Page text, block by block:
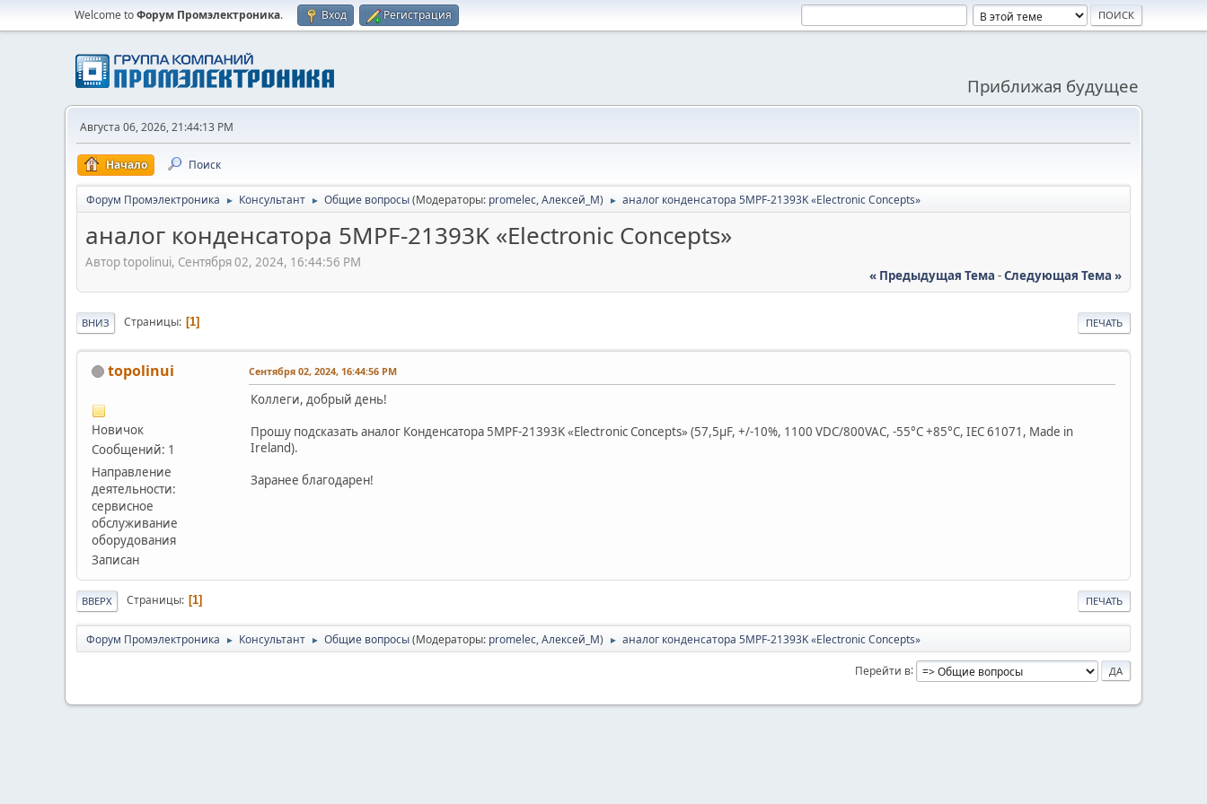
Welcome toФорум Промэлектроника. Вход Регистрация
Приближая будущее
Августа 06, 2026, 21:44:13 PM
Начало Поиск
Форум Промэлектроника ► Консультант ► Общие вопросы(Модераторы: promelec,Алексей_М) ► аналог конденсатора 5MPF-21393K «Electronic Concepts»
аналог конденсатора 5MPF-21393K «Electronic Concepts»
Автор topolinui, Сентября 02, 2024, 16:44:56 PM
« Предыдущая Тема -Следующая Тема »
ПЕЧАТЬ
ВНИЗ Страницы 1
topolinui
Новичок
Сообщений: 1
Направление
деятельности:
сервисное
обслуживание
оборудования
Записан
Сентября 02, 2024, 16:44:56 PM
Коллеги, добрый день!
Прошу подсказать аналог Конденсатора 5MPF-21393K «Electronic Concepts» (57,5μF, +/-10%, 1100 VDC/800VAC, -55°C +85°C, IEC 61071, Made in
Ireland).
Заранее благодарен!
ПЕЧАТЬ
ВВЕРХ Страницы 1
Форум Промэлектроника ► Консультант ► Общие вопросы(Модераторы: promelec,Алексей_М) ► аналог конденсатора 5MPF-21393K «Electronic Concepts»
Перейти в